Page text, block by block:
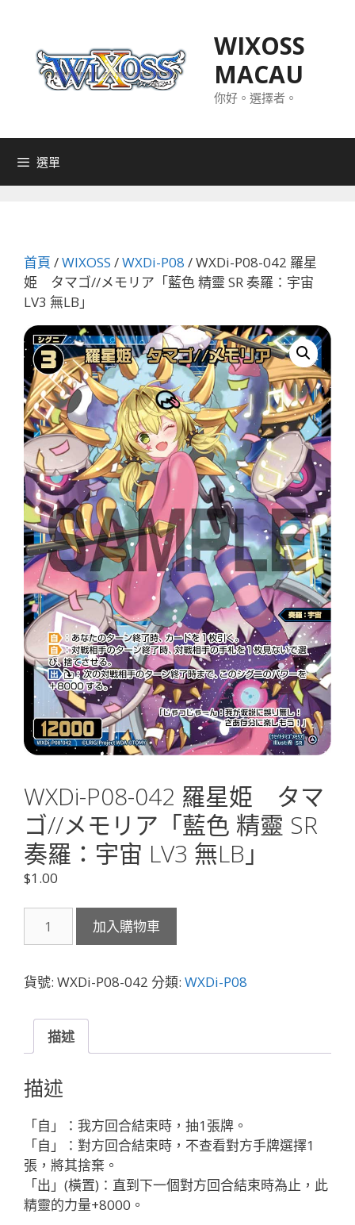
WIXOSS
MACAU
你好。選擇者。
選單
首頁 /WIXOSS /WXDi-P08 / WXDi-P08-042 羅星
姫 タマゴ//メモリア「藍色 精靈 SR 奏羅：宇宙
LV3 無LB」
WXDi-P08-042 羅星姫 タマ
ゴ//メモリア「藍色 精靈 SR
奏羅：宇宙 LV3 無LB」
$1.00
P08-
羅
姫
マ
ゴ//
メ
モ
リ
ア
「藍
色
精
加入購物車
貨號: WXDi-P08-042 分類: WXDi-P08
描述
描述
「自」：我方回合結束時，抽1張牌。
「自」：對方回合結束時，不查看對方手牌選擇1
張，將其捨棄。
「出」(橫置)：直到下一個對方回合結束時為止，此
精靈的力量+8000。